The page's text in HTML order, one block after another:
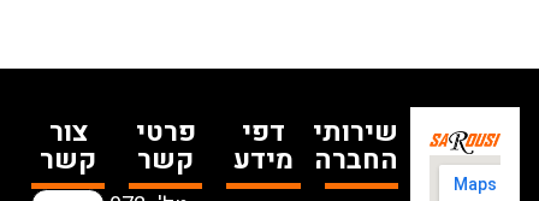
שירותי
החברה
דפי
מידע
פרטי
קשר
צור
קשר